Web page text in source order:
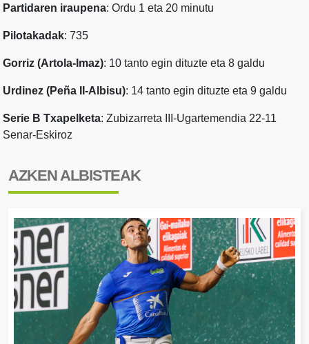
Partidaren iraupena: Ordu 1 eta 20 minutu
Pilotakadak: 735
Gorriz (Artola-Imaz): 10 tanto egin dituzte eta 8 galdu
Urdinez (Peña II-Albisu): 14 tanto egin dituzte eta 9 galdu
Serie B Txapelketa: Zubizarreta III-Ugartemendia 22-11
Senar-Eskiroz
AZKEN ALBISTEAK